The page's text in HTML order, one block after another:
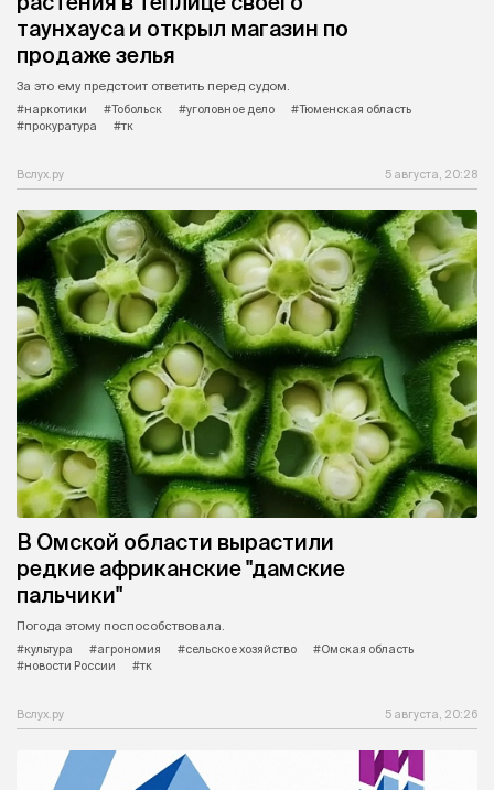
таунхауса и открыл магазин по
продаже зелья
За это ему предстоит ответить перед судом.
#наркотики
#Тобольск #уголовное дело
#Тюменская область
#прокуратура
#тк
Вслух.ру 5 августа, 20:28
В Омской области вырастили
редкие африканские "дамские
пальчики"
Погода этому поспособствовала.
#культура
#агрономия #сельское хозяйство
#Омская область
#новости России
#тк
Вслух.ру 5 августа, 20:26